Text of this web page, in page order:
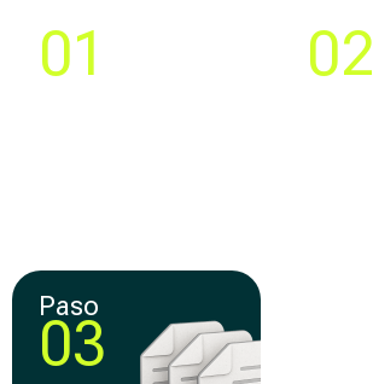
01 02
Paso
03